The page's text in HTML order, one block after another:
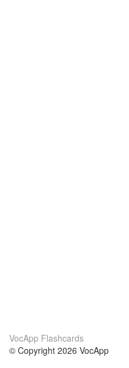
VocApp Flashcards
© Copyright 2026 VocApp